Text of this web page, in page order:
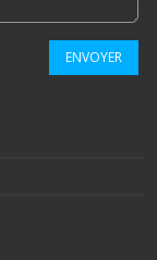
ENVOYER